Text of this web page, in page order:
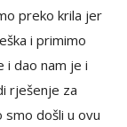
preko krila jer
i primimo
i dao nam je i
rješenje za
smo došli u ovu